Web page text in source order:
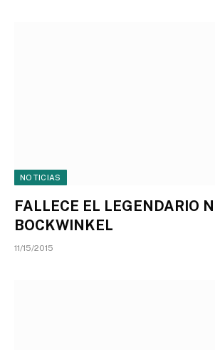
NOTICIAS
FALLECE EL LEGENDARIO
BOCKWINKEL
11/15/2015